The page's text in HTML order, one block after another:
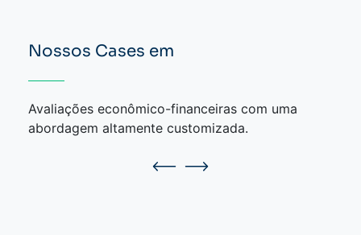
Nossos Cases em
Avaliações econômico-financeiras com uma
abordagem altamente customizada.